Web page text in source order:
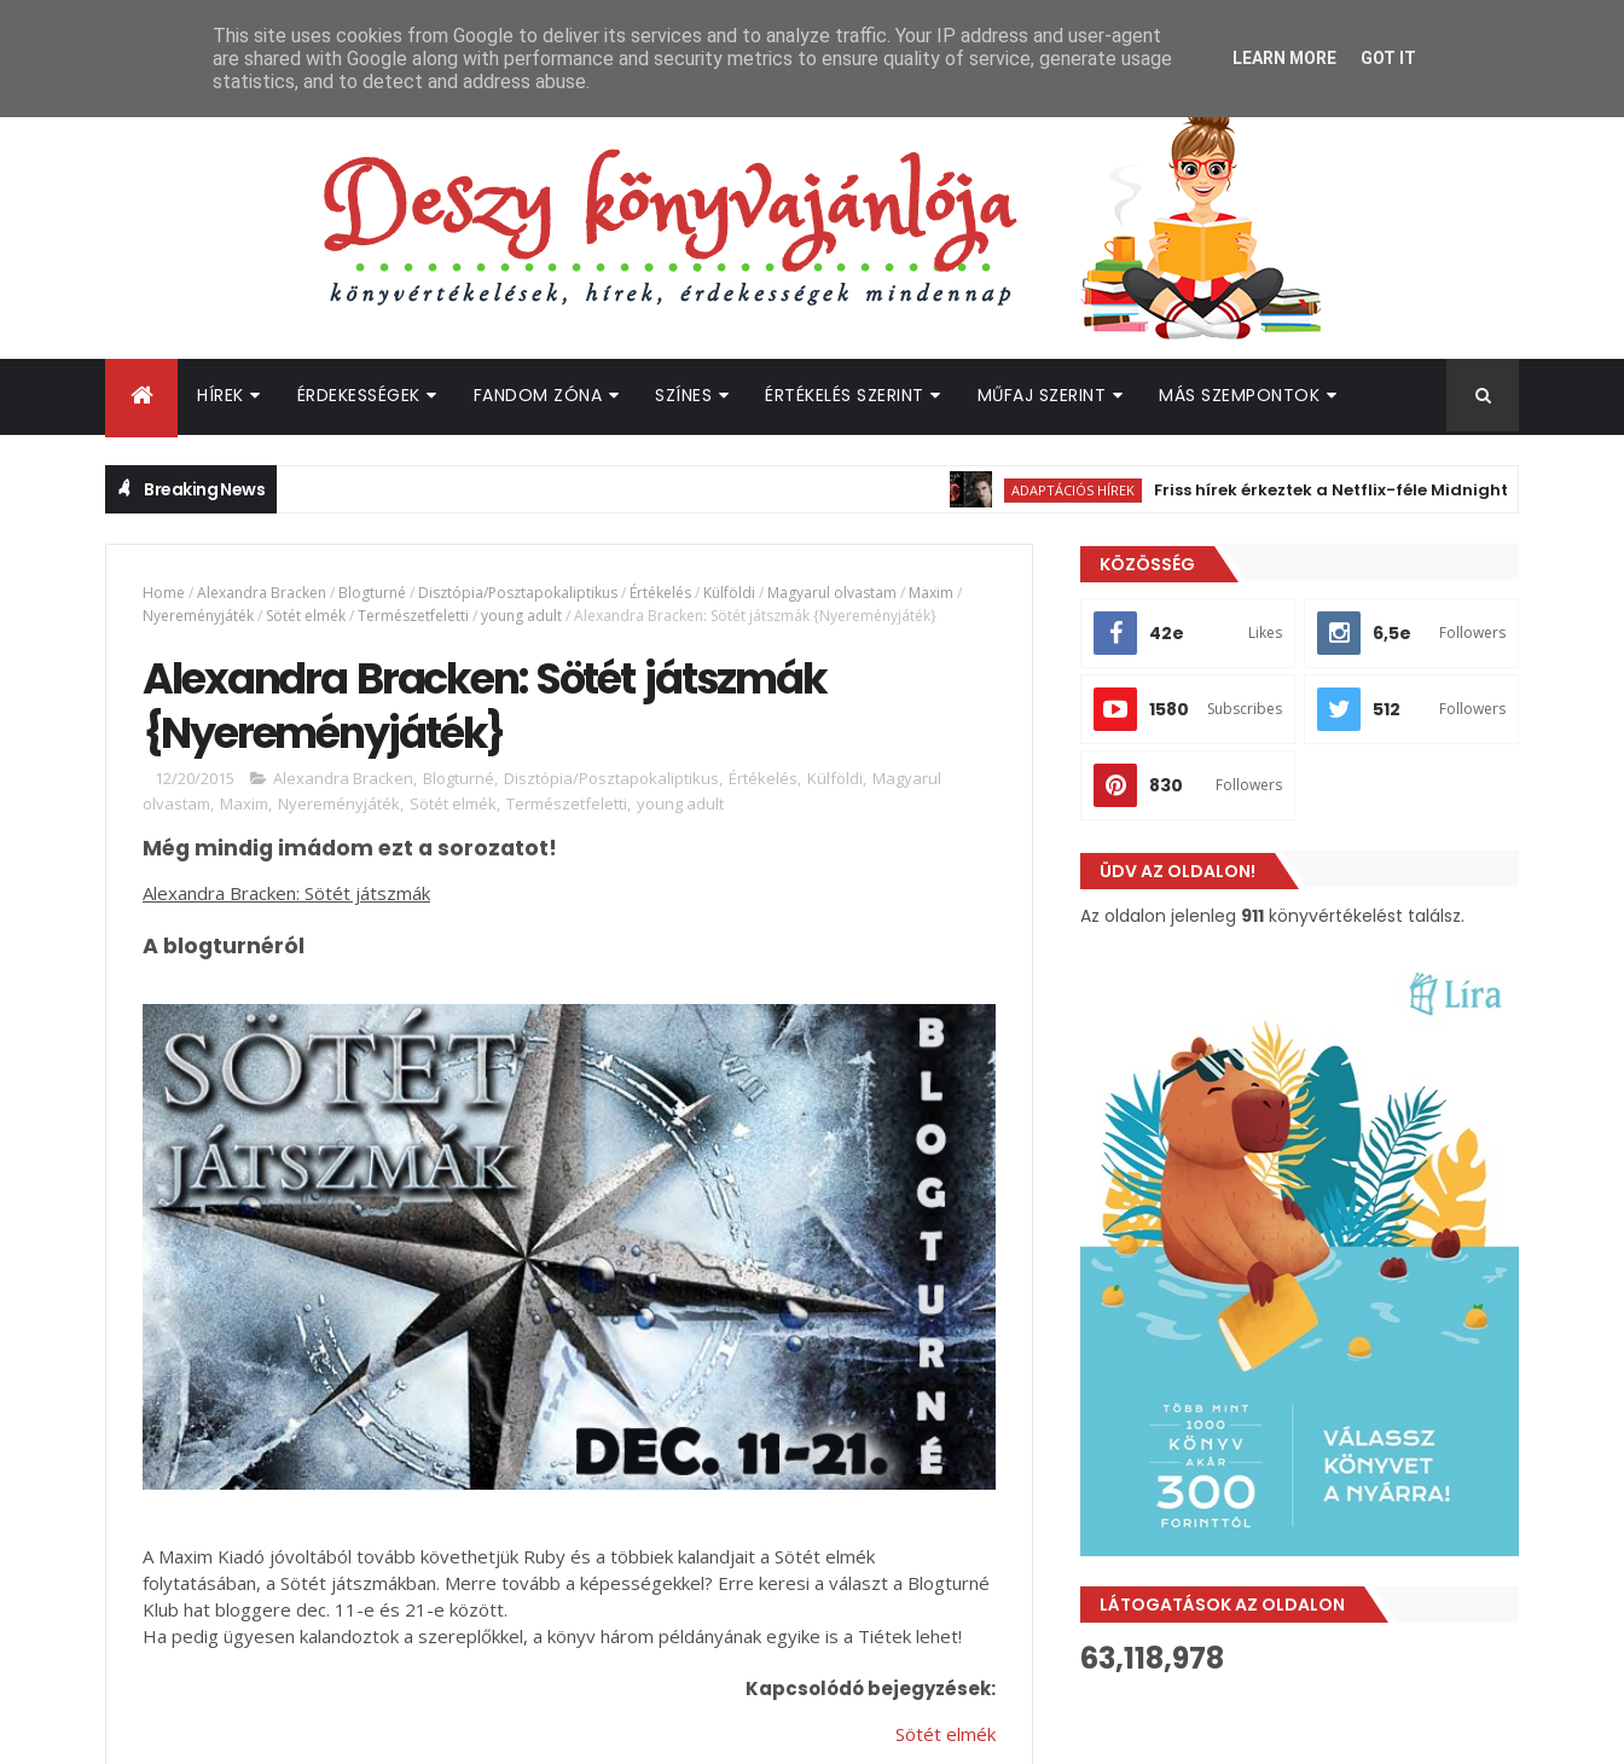
HÍREK ÉRDEKESSÉGEK FANDOM ZÓNA SZÍNES ÉRTÉKELÉS SZERINT MŰFAJ SZERINT MÁS SZEMPONTOK
Breaking News ADAPTÁCIÓS HÍREK Friss hírek érkeztek a Netflix-féle Midnight Sun animációs
Home /Alexandra Bracken / Blogturné / Disztópia/Posztapokaliptikus/ Értékelés/ Külföldi / Magyarul olvastam / Maxim /
Nyereményjáték/ Sötét elmék/Természetfeletti /young adult/Alexandra Bracken: Sötét játszmák {Nyereményjáték}
Alexandra Bracken: Sötét játszmák
{Nyereményjáték}
12/20/2015 Alexandra Bracken, Blogturné, Disztópia/Posztapokaliptikus, Értékelés, Külföldi, Magyarul
olvastam, Maxim, Nyereményjáték, Sötét elmék, Természetfeletti, young adult
Még mindig imádom ezt a sorozatot!
Alexandra Bracken: Sötét játszmák
A blogturnéról
A Maxim Kiadó jóvoltából tovább követhetjük Ruby és a többiek kalandjait a Sötét elmék
folytatásában, a Sötét játszmákban. Merre tovább a képességekkel? Erre keresi a választ a Blogturné
Klub hat bloggere dec. 11-e és 21-e között.
Ha pedig ügyesen kalandoztok a szereplőkkel, a könyv három példányának egyike is a Tiétek lehet!
Kapcsolódó bejegyzések:
Sötét elmék
KÖZÖSSÉG
42e Likes 6,5e Followers
1580 Subscribes 512 Followers
830 Followers
ÜDV AZ OLDALON!
Az oldalon jelenleg 911 könyvértékelést találsz.
LÁTOGATÁSOK AZ OLDALON
63,118,978
This site uses cookies from Google to deliver its services and to analyze traffic. Your IP address and user-agent
are shared with Google along with performance and security metrics to ensure quality of service, generate usage
statistics, and to detect and address abuse.
LEARN MORE GOT IT